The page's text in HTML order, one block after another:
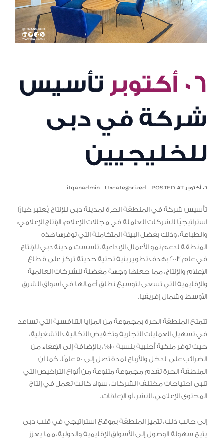
٠٦ أكتوبر
تأسيس
شركة في دبى
للخليجيين
٠٦ أكتوبر POSTED AT Uncategorized
itqanadmin
تأسيس شركة في المنطقة الحرة لمدينة دبي للإنتاج يُعتبر خيارًا
استراتيجيًا للشركات العاملة في مجالات الإعلام، الإنتاج الإعلامي،
والطباعة، وذلك بفضل البيئة المتكاملة التي توفرها هذه
المنطقة لدعم نمو الأعمال الإبداعية. تأسست مدينة دبي للإنتاج
في عام 2003 بهدف تطوير بنية تحتية حديثة تركز على قطاع
الإعلام والإنتاج، مما جعلها وجهة مفضلة للشركات العالمية
والإقليمية التي تسعى لتوسيع نطاق أعمالها في أسواق الشرق
الأوسط وشمال إفريقيا.
تتمتع المنطقة الحرة بمجموعة من المزايا التنافسية التي تساعد
في تسهيل العمليات التجارية وتخفيض التكاليف التشغيلية،
حيث توفر ملكية أجنبية بنسبة 100%، بالإضافة إلى الإعفاء من
الضرائب على الدخل والأرباح لمدة تصل إلى 50 عامًا. كما أن
المنطقة الحرة تقدم مجموعة متنوعة من أنواع التراخيص التي
تلبي احتياجات مختلف الشركات، سواء كانت تعمل في إنتاج
المحتوى الإعلامي، النشر، أو الإعلانات.
إلى جانب ذلك، تتميز المنطقة بموقع استراتيجي في قلب دبي
يتيح سهولة الوصول إلى الأسواق الإقليمية والدولية، مما يعزز